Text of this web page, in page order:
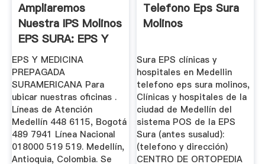
Ampliaremos
Nuestra IPS Molinos
EPS SURA: EPS Y
Medicina ...
EPS Y MEDICINA
PREPAGADA
SURAMERICANA Para
ubicar nuestras oficinas .
Líneas de Atención
Medellín 448 6115, Bogotá
489 7941 Línea Nacional
018000 519 519. Medellín,
Antioquia, Colombia. Se
Telefono Eps Sura
Molinos
Sura EPS clínicas y
hospitales en Medellin
telefono eps sura molinos,
Clínicas y hospitales de la
ciudad de Medellín del
sistema POS de la EPS
Sura (antes susalud):
(telefono y dirección)
CENTRO DE ORTOPEDIA